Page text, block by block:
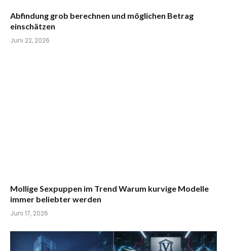
Abfindung grob berechnen und möglichen Betrag
einschätzen
Juni 22, 2026
Mollige Sexpuppen im Trend Warum kurvige Modelle
immer beliebter werden
Juni 17, 2026